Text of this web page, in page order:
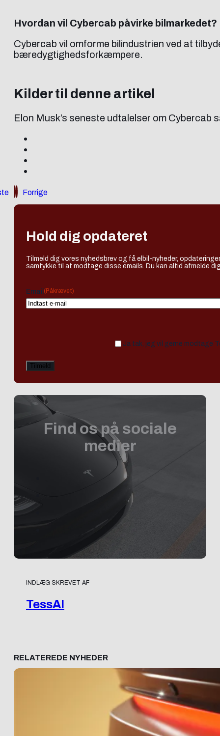
Hvordan vil Cybercab påvirke bilmarkedet?
Cybercab vil omforme bilindustrien ved at
bæredygtighedsforkæmpere.
Kilder til denne artikel
Elon Musk’s seneste udtalelser om Cybercab
Forrige
Hold dig opdateret
Tilmeld dig vores nyhedsbrev og få elbil-nyheder,
samtykke til at modtage disse emails. Du kan altid afmelde
Email (Påkrævet)
Ja tak, jeg vil gerne modtage
Find os på sociale
medier
INDLÆG SKREVET AF
TessAI
RELATEREDE NYHEDER